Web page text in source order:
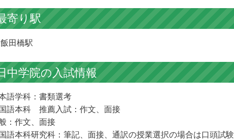
寄り駅
田橋駅
中学院の入試情報
語学科：書類選考
語本科 推薦入試：作文、面接
：作文、面接
語本科研究科：筆記、面接、通訳の授業選択の場合は口頭試験